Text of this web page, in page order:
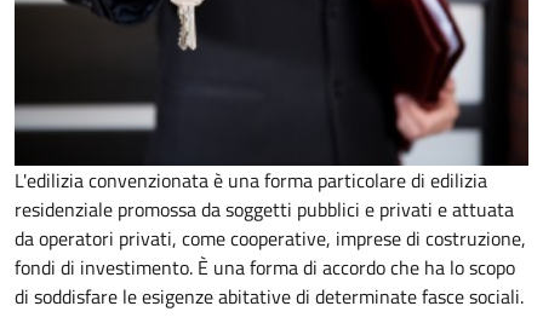
L'edilizia convenzionata è una forma particolare di edilizia
residenziale promossa da soggetti pubblici e privati e attuata
da operatori privati, come cooperative, imprese di costruzione,
fondi di investimento. È una forma di accordo che ha lo scopo
di soddisfare le esigenze abitative di determinate fasce sociali.